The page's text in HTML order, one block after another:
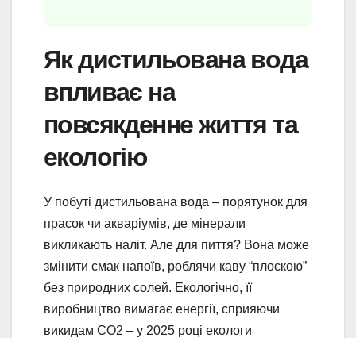
Як дистильована вода
впливає на
повсякденне життя та
екологію
У побуті дистильована вода – порятунок для
прасок чи акваріумів, де мінерали
викликають наліт. Але для пиття? Вона може
змінити смак напоїв, роблячи каву “плоскою”
без природних солей. Екологічно, її
виробництво вимагає енергії, сприяючи
викидам CO2 – у 2025 році екологи